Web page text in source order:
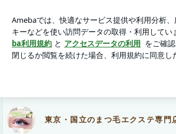
アプリをダウンロードして ブログの更新通知
ょう。
東京・国立のまつ毛エクステ専